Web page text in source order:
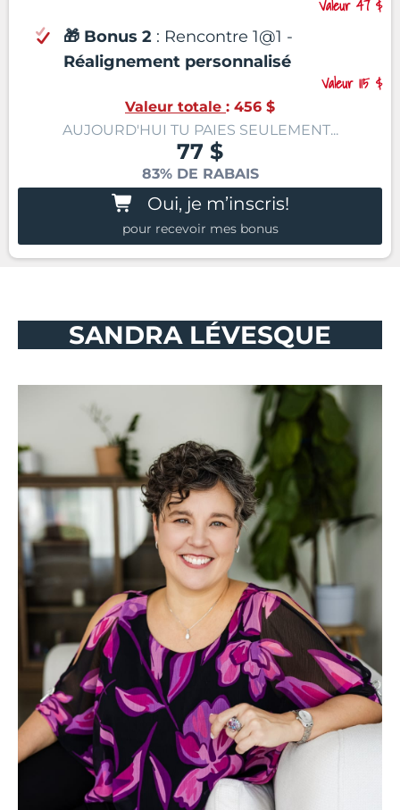
Valeur 47 $
🎁 Bonus 2 : Rencontre 1@1 -
Réalignement personnalisé
Valeur 115 $
Valeur totale : 456 $
AUJOURD'HUI TU PAIES SEULEMENT...
77 $
83% DE RABAIS
Oui, je m’inscris!
pour recevoir mes bonus
SANDRA LÉVESQUE